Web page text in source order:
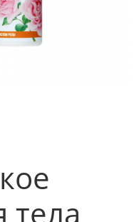
тела